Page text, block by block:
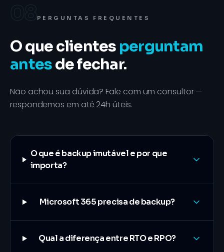
08PERGUNTAS FREQUENTES
O que clientes perguntam
antesde fechar.
Não achou sua dúvida? Fale com um consultor —
respondemos em até 24h úteis.
O que é backup imutável e por que
importa?
Microsoft 365 precisa de backup?
Qual a diferença entre RTO e RPO?